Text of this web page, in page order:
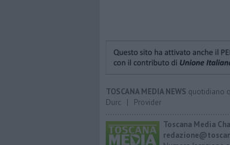
TOSCANA MEDIA NEWS quotidiano
Durc | Provider
Toscana Media